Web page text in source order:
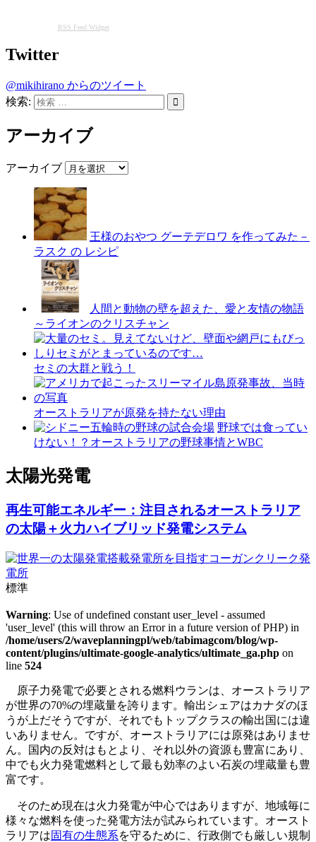
RSS Feed Widget
Twitter
@mikihirano からのツイート
検索:
アーカイブ
アーカイブ
王様のおやつ グーテデロワ を作ってみた－
ラスク の レシピ
人間と動物の壁を超えた、愛と友情の物語
～ライオンのクリスチャン
セミの大群と戦う！
オーストラリアが原発を持たない理由
野球では食ってい
けない！？オーストラリアの野球事情とWBC
太陽光発電
再生可能エネルギー：注目されるオーストラリア
の太陽＋火力ハイブリッド発電システム
標準
Warning: Use of undefined constant user_level - assumed
'user_level' (this will throw an Error in a future version of PHP) in
/home/users/2/waveplanningpl/web/tabimagcom/blog/wp-
content/plugins/ultimate-google-analytics/ultimate_ga.php on
line 524
原子力発電で必要とされる燃料ウランは、オーストラリア
が世界の70%の埋蔵量を誇ります。輸出シェアはカナダのほ
うが上だそうですが、それでもトップクラスの輸出国には違
いありません。ですが、オーストラリアには原発はありませ
ん。国内の反対はもとより、それ以外の資源も豊富にあり、
中でも火力発電燃料として最も効率のよい石炭の埋蔵量も豊
富です。
そのため現在は火力発電が中心ではありますが、地域毎に
様々な燃料を使った発電方法が試みられています。オースト
ラリアは固有の生態系を守るために、行政側でも厳しい規制